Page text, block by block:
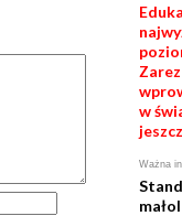
w
Ważna